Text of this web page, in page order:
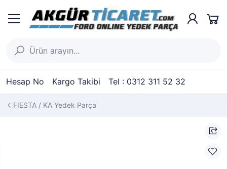
Hesap No Kargo Takibi Tel : 0312 311 52 32
FIESTA / KA Yedek Parça